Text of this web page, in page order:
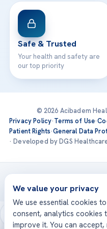
Safe & Trusted
Your health and safety are
our top priority
© 2026 Acibadem
Privacy Policy·Terms of Use·
Patient Rights·General Data
· Developed by DGS
Treatments are delivered
We value your privacy
We use essential cookies
consent, analytics cookies
improve it. You can